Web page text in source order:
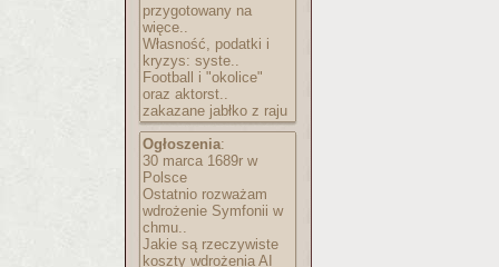
przygotowany na
więce..
Własność, podatki i
kryzys: syste..
Football i "okolice"
oraz aktorst..
zakazane jabłko z raju
Ogłoszenia:
30 marca 1689r w
Polsce
Ostatnio rozważam
wdrożenie Symfonii w
chmu..
Jakie są rzeczywiste
koszty wdrożenia AI